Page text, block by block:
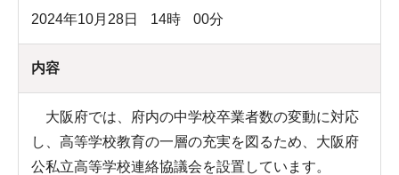
2024年10月28日 14時 00分
内容
大阪府では、府内の中学校卒業者数の変動に対応
し、高等学校教育の一層の充実を図るため、大阪府
公私立高等学校連絡協議会を設置しています。